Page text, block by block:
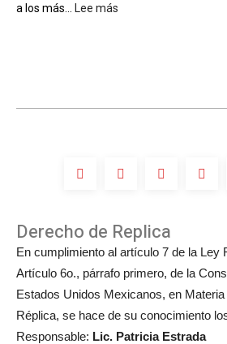
a los más...
Lee más
boda
Derecho de Replica
En cumplimiento al artículo 7 de la Ley
Artículo 6o., párrafo primero, de la
Estados Unidos Mexicanos, en
Réplica, se hace de su conocimiento
Responsable: Lic. Patricia Estrada